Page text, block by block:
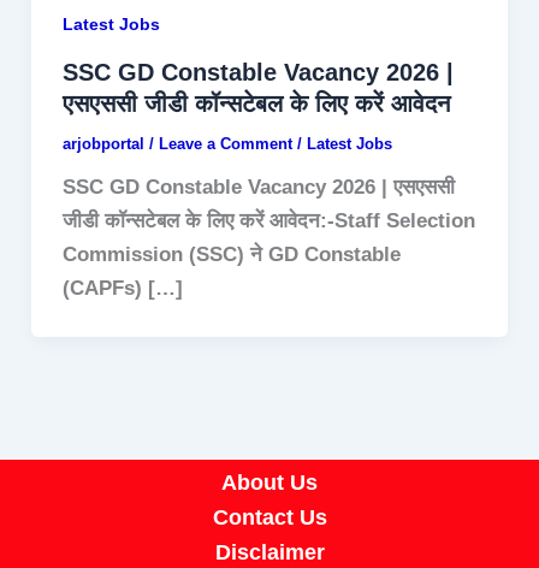
Latest Jobs
SSC GD Constable Vacancy 2026 |
एसएससी जीडी कॉन्सटेबल के लिए करें आवेदन
arjobportal / Leave a Comment / Latest Jobs
SSC GD Constable Vacancy 2026 | एसएससी
जीडी कॉन्सटेबल के लिए करें आवेदन:-Staff Selection
Commission (SSC) ने GD Constable
(CAPFs) […]
About Us
Contact Us
Disclaimer